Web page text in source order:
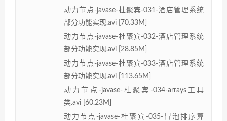
动力节点-javase-杜聚宾-031-酒店管理系统
部分功能实现.avi [70.33M]
动力节点-javase-杜聚宾-032-酒店管理系统
部分功能实现.avi [28.85M]
动力节点-javase-杜聚宾-033-酒店管理系统
部分功能实现.avi [113.65M]
动力节点-javase-杜聚宾-034-arrays工具
类.avi [60.23M]
动力节点-javase-杜聚宾-035-冒泡排序算